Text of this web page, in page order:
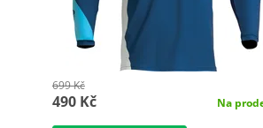
699 Kč
490 Kč Na